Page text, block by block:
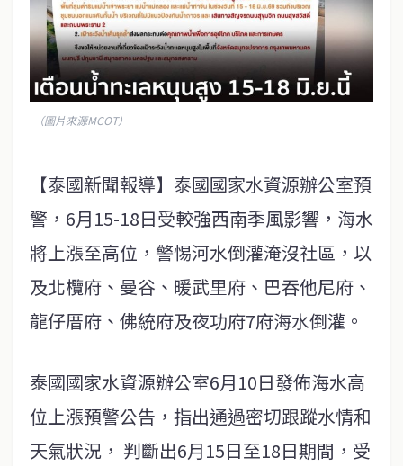
（圖片來源MCOT）
【泰國新聞報導】泰國國家水資源辦公室預
警，6月15-18日受較強西南季風影響，海水
將上漲至高位，警惕河水倒灌淹沒社區，以
及北欖府、曼谷、暖武里府、巴吞他尼府、
龍仔厝府、佛統府及夜功府7府海水倒灌。
泰國國家水資源辦公室6月10日發佈海水高
位上漲預警公告，指出通過密切跟蹤水情和
天氣狀況， 判斷出6月15日至18日期間，受